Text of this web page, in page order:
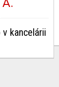
v kancelárii